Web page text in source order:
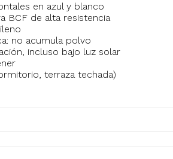
en azul y blanco
BCF de alta resistencia
no acumula polvo
incluso bajo luz solar
terraza techada)